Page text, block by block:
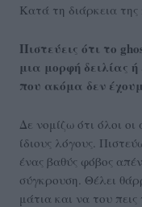
Κατά τη διάρκεια της
Πιστεύεις ότι το
μια μορφή δειλίας
που ακόμα δεν
Δε νομίζω ότι όλοι
ίδιους λόγους.
ένας βαθύς φόβος
σύγκρουση. Θέλει
μάτια και να του πεις